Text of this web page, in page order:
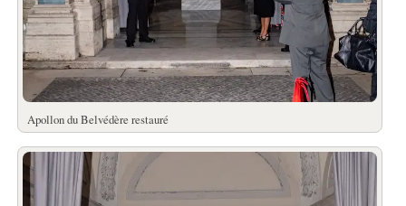
Apollon du Belvédère restauré